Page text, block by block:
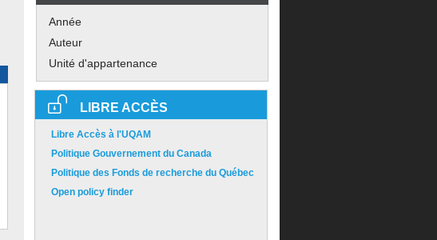
Année
Auteur
Unité d'appartenance
LIBRE ACCÈS
Libre Accès à l'UQAM
Politique Gouvernement du Canada
Politique des Fonds de recherche du Québec
Open policy finder